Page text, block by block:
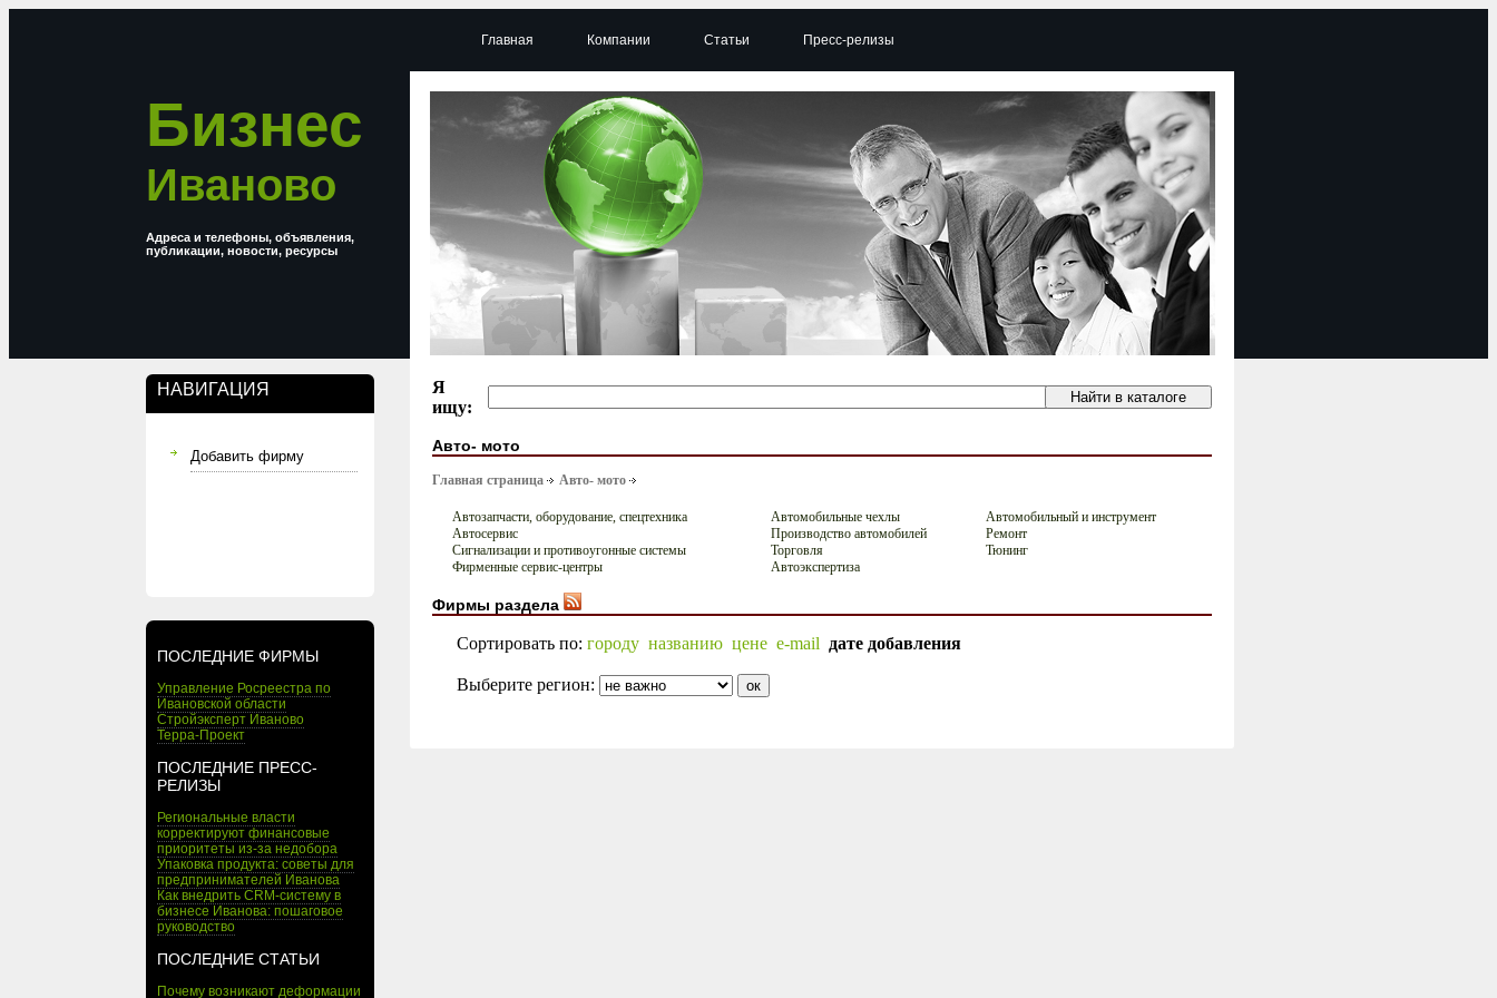
Бизнес
Иваново
Адреса и телефоны, объявления,
публикации, новости, ресурсы
НАВИГАЦИЯ
Добавить фирму
ПОСЛЕДНИЕ ФИРМЫ
Управление Росреестра по
Ивановской области
Стройэксперт Иваново
Терра-Проект
ПОСЛЕДНИЕ ПРЕСС-
РЕЛИЗЫ
Региональные власти
корректируют финансовые
приоритеты из-за недобора
Упаковка продукта: советы для
предпринимателей Иванова
Как внедрить CRM-систему в
бизнесе Иванова: пошаговое
руководство
ПОСЛЕДНИЕ СТАТЬИ
Почему возникают деформации
Главная Компании Статьи Пресс-релизы
Я
ищу:
Авто- мото
Главная страница Авто- мото
Автозапчасти, оборудование, спецтехника Автомобильные чехлы
Автомобильный и инструмент
Автосервис
Производство автомобилей
Ремонт
Сигнализации и противоугонные системы
Торговля
Тюнинг
Фирменные сервис-центры
Автоэкспертиза
Фирмы раздела
Сортировать по: городу названию цене e-mail дате добавления
Выберите регион: